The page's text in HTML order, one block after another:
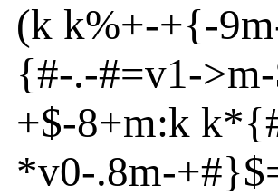
(k k%+-+{-9m
{#-.-#=v1->m-
+$-8+m:k k*{
*v0-.8m-+#}